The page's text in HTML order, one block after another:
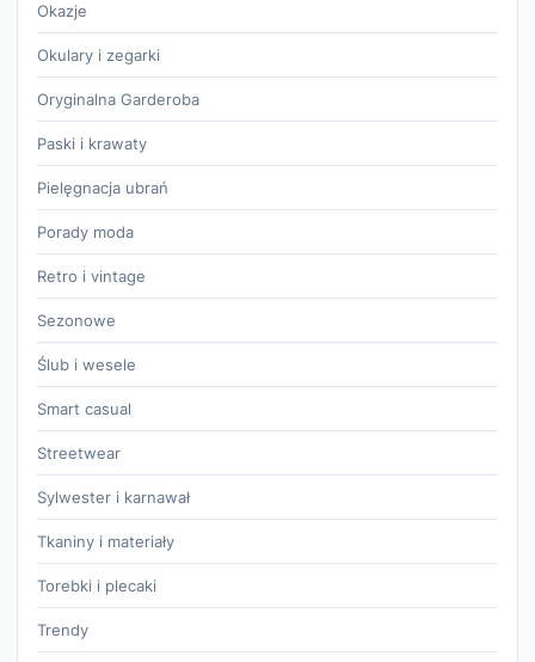
Okazje
Okulary i zegarki
Oryginalna Garderoba
Paski i krawaty
Pielęgnacja ubrań
Porady moda
Retro i vintage
Sezonowe
Ślub i wesele
Smart casual
Streetwear
Sylwester i karnawał
Tkaniny i materiały
Torebki i plecaki
Trendy